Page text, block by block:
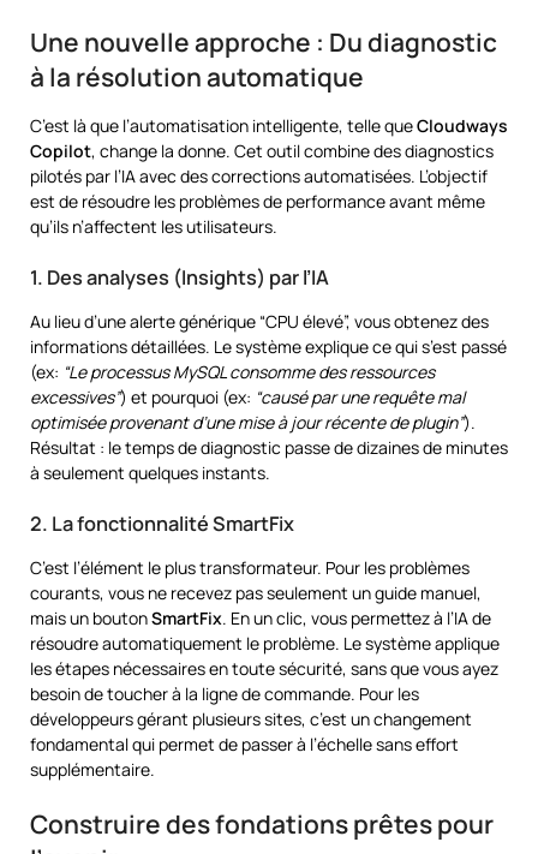
Une nouvelle approche : Du diagnostic
à la résolution automatique
C’est là que l’automatisation intelligente, telle queCloudways
Copilot, change la donne. Cet outil combine des diagnostics
pilotés par l’IA avec des corrections automatisées. L’objectif
est de résoudre les problèmes de performance avant même
qu’ils n’affectent les utilisateurs.
1. Des analyses (Insights) par l’IA
Au lieu d’une alerte générique “CPU élevé”, vous obtenez des
informations détaillées. Le système explique ce qui s’est passé
(ex: “Le processus MySQL consomme des ressources
excessives”) et pourquoi (ex: “causé par une requête mal
optimisée provenant d’une mise à jour récente de plugin”).
Résultat : le temps de diagnostic passe de dizaines de minutes
à seulement quelques instants.
2. La fonctionnalité SmartFix
C’est l’élément le plus transformateur. Pour les problèmes
courants, vous ne recevez pas seulement un guide manuel,
mais un boutonSmartFix. En un clic, vous permettez à l’IA de
résoudre automatiquement le problème. Le système applique
les étapes nécessaires en toute sécurité, sans que vous ayez
besoin de toucher à la ligne de commande. Pour les
développeurs gérant plusieurs sites, c’est un changement
fondamental qui permet de passer à l’échelle sans effort
supplémentaire.
Construire des fondations prêtes pour